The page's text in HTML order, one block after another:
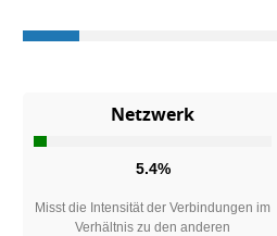
Netzwerk
5.4%
Misst die Intensität der Verbindungen im
Verhältnis zu den anderen